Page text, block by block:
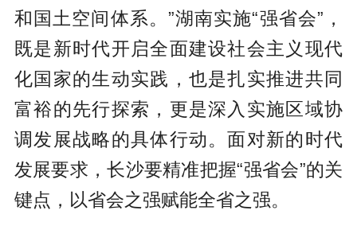
和国土空间体系。”湖南实施“强省会”，
既是新时代开启全面建设社会主义现代
化国家的生动实践，也是扎实推进共同
富裕的先行探索，更是深入实施区域协
调发展战略的具体行动。面对新的时代
发展要求，长沙要精准把握“强省会”的关
键点，以省会之强赋能全省之强。